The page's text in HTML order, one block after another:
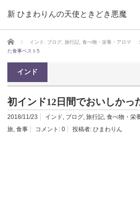
新 ひまわりんの天使ときどき悪魔
ホーム インド ブログ 旅行記 食べ物・栄養・アロマ
た食事ベスト5
インド
初インド12日間でおいしかっ
2018/11/23 インド, ブログ, 旅行記, 食べ物・栄
旅, 食事 コメント: 0 投稿者: ひまわりん